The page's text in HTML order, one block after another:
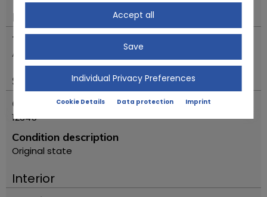
Engine & Drive
Transmission
Automatic
Status
Odometer reading
12345
Condition description
Original state
Interior
Accept all
Save
Individual Privacy Preferences
Cookie Details Data protection Imprint